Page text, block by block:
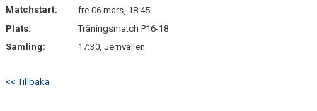
Matchstart:
fre 06 mars, 18:45
Plats:
Träningsmatch P16-18
Samling:
17:30, Jernvallen
<< Tillbaka